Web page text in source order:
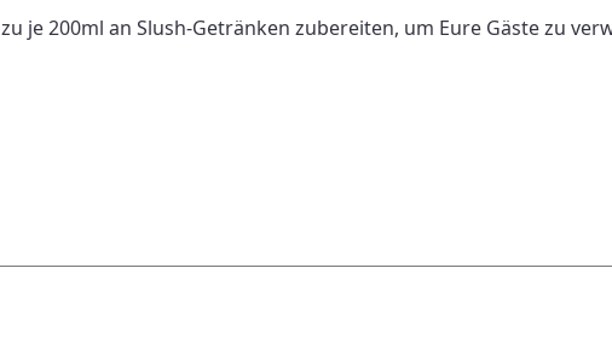
je 200ml an Slush-Getränken zubereiten, um Eure Gäste zu